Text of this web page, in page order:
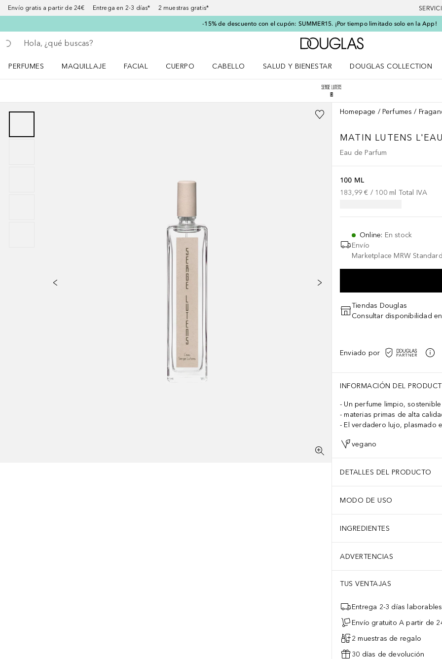
Envío gratis a partir de 24€ Entrega en 2-3 días* 2 muestras gratis*
-15% de descuento con el cupón: SUMMER15. ¡Por tiempo limitado solo en la App!
Regresar
Ejecutar búsqueda
A Douglas Home
PERFUMES
MAQUILLAJE
FACIAL
CUERPO
CABELLO
SALUD Y BIENESTAR
DOUGLAS COLLECTION
Homepage Perfumes
MATIN LUTENS L'EAU
Eau de Parfum
100 ML
183,99 € / 100 ml Total IVA
Online: En stock
Envío
Marketplace MRW
Tiendas Douglas
Consultar disponibilidad
Enviado por
INFORMACIÓN DEL
Un perfume limpio,
materias primas de alta
El verdadero lujo, plasmado
vegano
DETALLES DEL PRODUCTO
MODO DE USO
INGREDIENTES
ADVERTENCIAS
TUS VENTAJAS
Entrega 2-3 días laborables
Envío gratuito A partir de
2 muestras de regalo
30 días de devolución